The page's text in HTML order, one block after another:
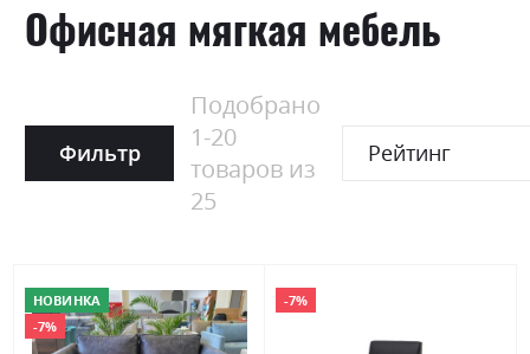
Офисная мягкая мебель
Фильтр
Подобрано
1-20
товаров из
25
Рейтинг
НОВИНКА
-7%
-7%